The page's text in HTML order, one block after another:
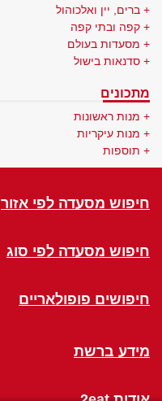
ברים, יין ואלכוהול
קפה ובתי קפה
מסעדות בעולם
סדנאות בישול
מתכונים
מנות ראשונות
מנות עיקריות
תוספות
חיפוש מסעדה לפי אזור
חיפוש מסעדה לפי סוג
חיפושים פופולאריים
מידע ברשת